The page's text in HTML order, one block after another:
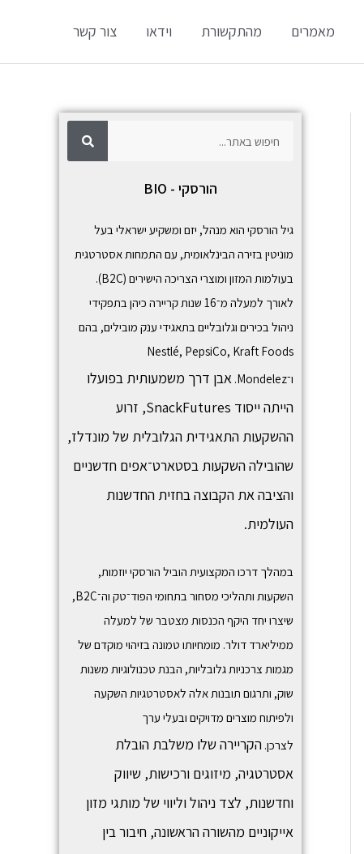
מאמרים מהתקשורת וידאו צור קשר
ש
ח
י
ו
הורסקי - BIO
גיל הורסקי הוא מנהל, יזם ומשקיע ישראלי בעל
מוניטין בזירה הבינלאומית, עם התמחות אסטרטגית
בעולמות המזון ומוצרי הצריכה הישירים (B2C).
לאורך למעלה מ־16 שנות קריירה כיהן בתפקידי
ניהול בכירים וגלובליים בתאגידי ענק מובילים, בהם
Nestlé, PepsiCo, Kraft Foods
ו־Mondelez
. אבן דרך משמעותית בפועלו
הייתה ייסוד SnackFutures, זרוע
ההשקעות התאגידית הגלובלית של מונדלז,
שהובילה השקעות בסטארט־אפים חדשניים
והציבה את הקבוצה בחזית החדשנות
העולמית.
במהלך דרכו המקצועית הוביל הורסקי יוזמות,
השקעות ותהליכי מסחור בתחומי הפוד־טק וה־B2C,
שיצרו יחד היקף הכנסות מצטבר של למעלה
ממיליארד דולר. מומחיותו טמונה בזיהוי מוקדם של
מגמות צרכניות גלובליות, הבנת טכנולוגיות משנות
שוק, ותרגום תובנות אלה לאסטרטגיות השקעה
ולפיתוח מוצרים מדויקים ובעלי ערך
לצרכן. הקריירה שלו משלבת הובלת
אסטרטגיה, מיזוגים ורכישות, שיווק
וחדשנות, לצד ניהול וליווי של מותגי מזון
אייקוניים מהשורה הראשונה, חיבור בין